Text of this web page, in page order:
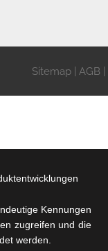
Sitemap AGB
Kennungen
zugreifen und die
werden.